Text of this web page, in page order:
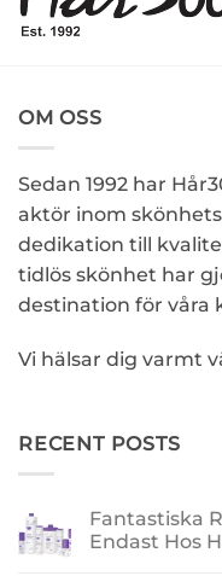
OM OSS
Sedan 1992 har
aktör inom
dedikation till
tidlös skönhet har
destination för våra
Vi hälsar dig varmt
RECENT POSTS
Fantastiska
Endast Hos